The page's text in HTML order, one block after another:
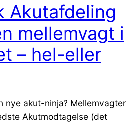
Akutafdeling
mellemvagt i
– hel-eller
nye akut-ninja? Mellemvagter
Akutmodtagelse (det